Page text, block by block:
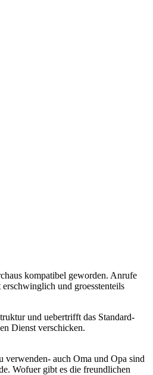
kompatibel geworden. Anrufe
und groesstenteils
und uebertrifft das Standard-
Dienst verschicken.
verwenden- auch Oma und Opa sind
Wofuer gibt es die freundlichen